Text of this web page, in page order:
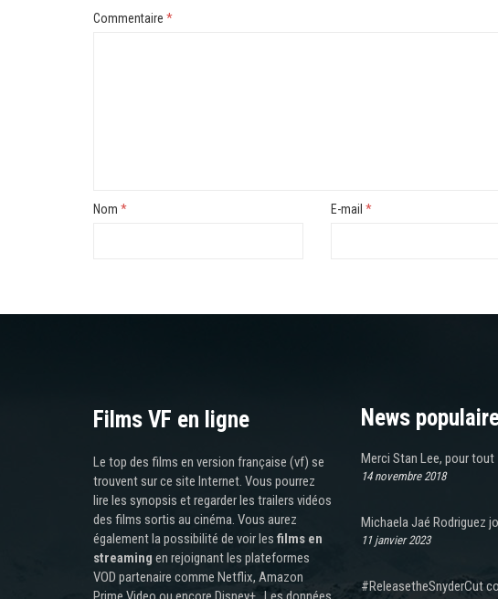
Commentaire *
Nom * E-mail *
Films VF en ligne
Le top des films en version française (vf) se
trouvent sur ce site Internet. Vous pourrez
lire les synopsis et regarder les trailers vidéos
des films sortis au cinéma. Vous aurez
également la possibilité de voir les films en
streaming en rejoignant les plateformes
VOD partenaire comme Netflix, Amazon
News
Merci Stan Lee, pour tout
14 novembre 2018
Michaela Jaé Rodriguez
11 janvier 2023
#ReleasetheSnyderCut